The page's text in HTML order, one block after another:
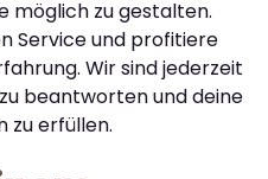
möglich zu gestalten.
Service und profitiere
Wir sind jederzeit
beantworten und deine
zu erfüllen.